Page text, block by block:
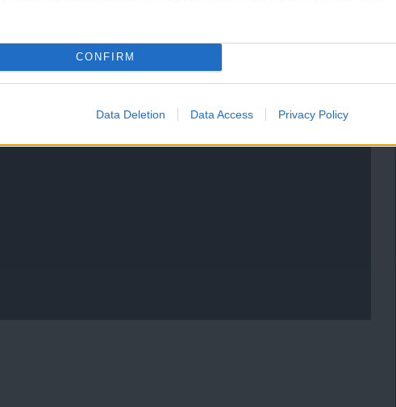
CONFIRM
Data Deletion Data Access Privacy Policy